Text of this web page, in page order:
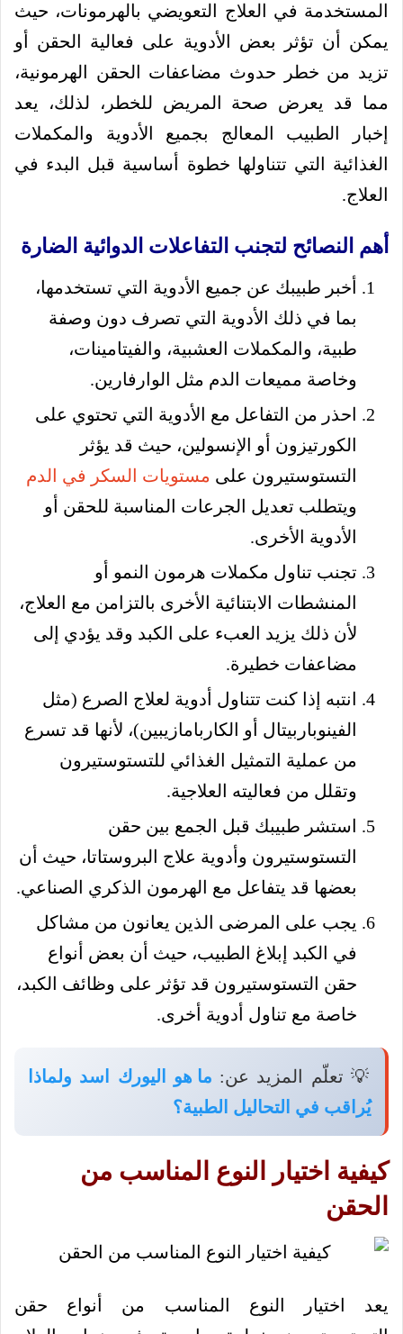
المستخدمة في العلاج التعويضي بالهرمونات، حيث
يمكن أن تؤثر بعض الأدوية على فعالية الحقن أو
تزيد من خطر حدوث مضاعفات الحقن الهرمونية،
مما قد يعرض صحة المريض للخطر، لذلك، يعد
إخبار الطبيب المعالج بجميع الأدوية والمكملات
الغذائية التي تتناولها خطوة أساسية قبل البدء في
العلاج.
أهم النصائح لتجنب التفاعلات الدوائية الضارة
أخبر طبيبك عن جميع الأدوية التي تستخدمها،
بما في ذلك الأدوية التي تصرف دون وصفة
طبية، والمكملات العشبية، والفيتامينات،
وخاصة مميعات الدم مثل الوارفارين.
احذر من التفاعل مع الأدوية التي تحتوي على
الكورتيزون أو الإنسولين، حيث قد يؤثر
التستوستيرون على مستويات السكر في الدم
ويتطلب تعديل الجرعات المناسبة للحقن أو
الأدوية الأخرى.
تجنب تناول مكملات هرمون النمو أو
المنشطات الابتنائية الأخرى بالتزامن مع العلاج،
لأن ذلك يزيد العبء على الكبد وقد يؤدي إلى
مضاعفات خطيرة.
انتبه إذا كنت تتناول أدوية لعلاج الصرع (مثل
الفينوباربيتال أو الكاربامازيبين)، لأنها قد تسرع
من عملية التمثيل الغذائي للتستوستيرون
وتقلل من فعاليته العلاجية.
استشر طبيبك قبل الجمع بين حقن
التستوستيرون وأدوية علاج البروستاتا، حيث أن
بعضها قد يتفاعل مع الهرمون الذكري الصناعي.
يجب على المرضى الذين يعانون من مشاكل
في الكبد إبلاغ الطبيب، حيث أن بعض أنواع
حقن التستوستيرون قد تؤثر على وظائف الكبد،
خاصة مع تناول أدوية أخرى.
💡 تعلّم المزيد عن: ما هو اليورك اسد ولماذا
يُراقب في التحاليل الطبية؟
كيفية اختيار النوع المناسب من
الحقن
يعد اختيار النوع المناسب من أنواع حقن